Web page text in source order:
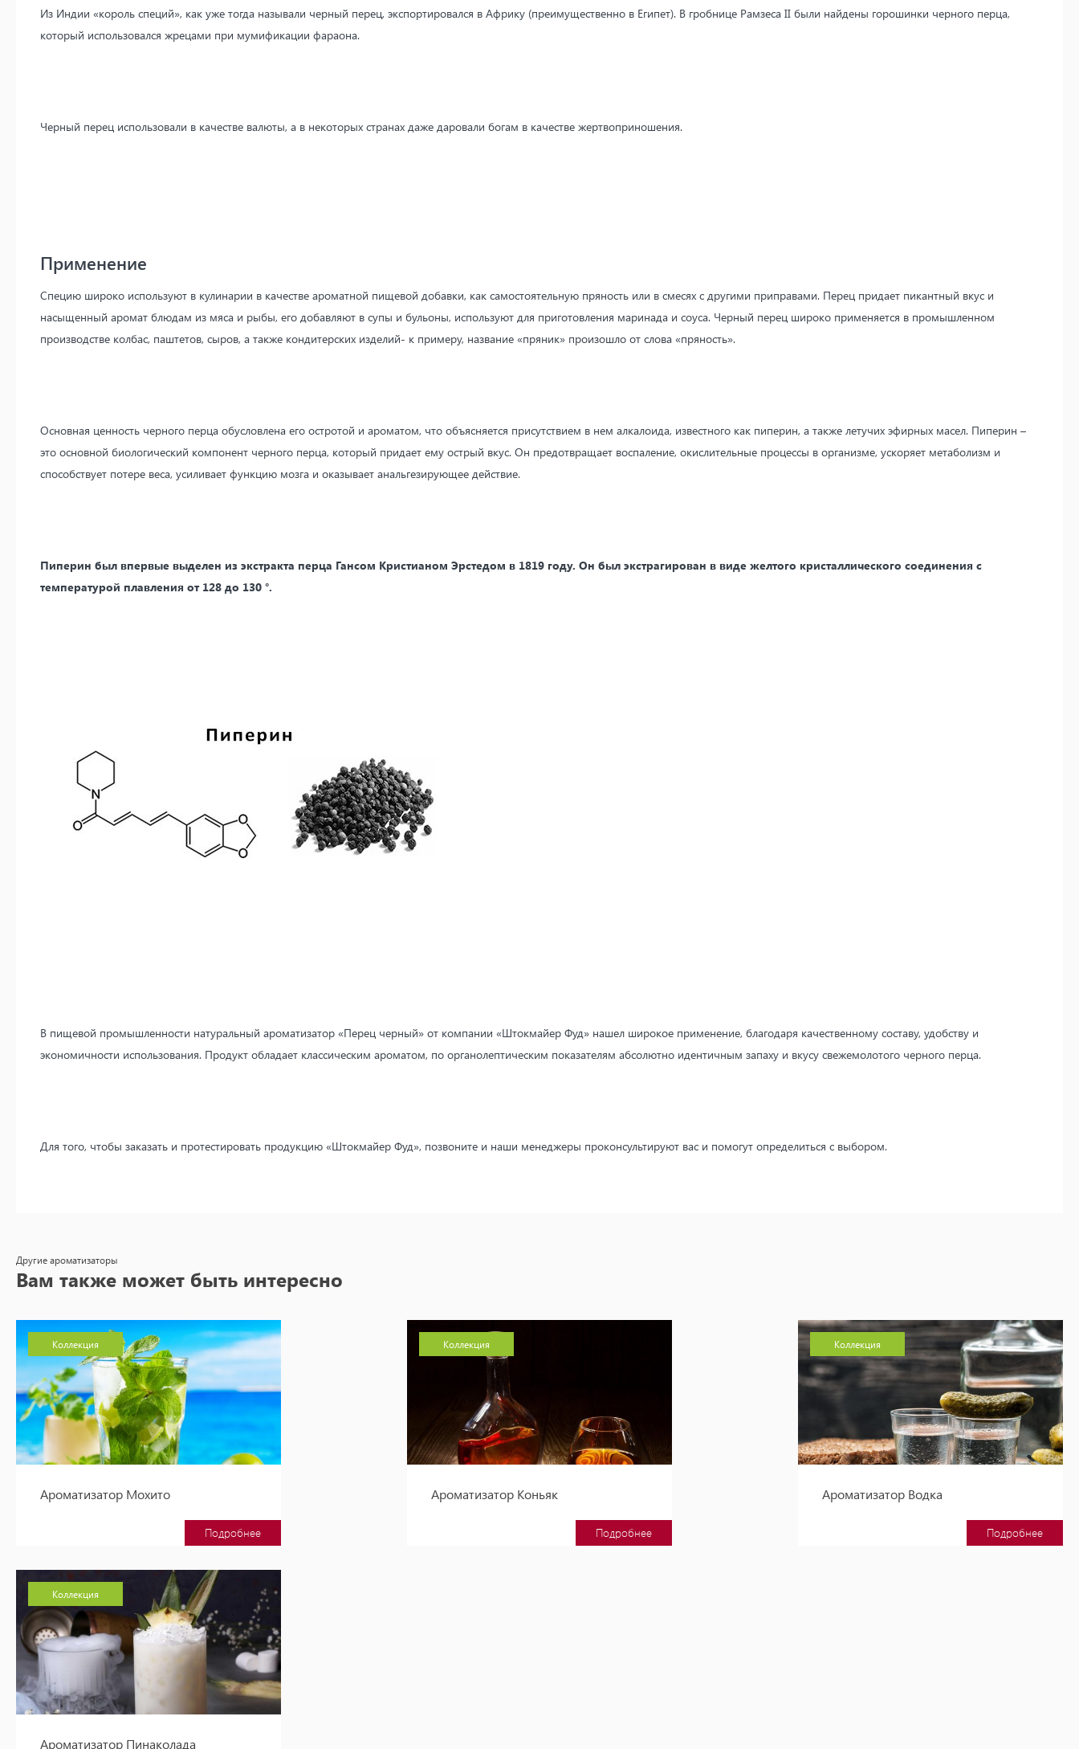
Из Индии «король специй», как уже тогда называли черный перец, экспортировался в Африку (преимущественно в Египет). В гробнице Рамзеса II были найдены горошинки черного перца,
который использовался жрецами при мумификации фараона.
Черный перец использовали в качестве валюты, а в некоторых странах даже даровали богам в качестве жертвоприношения.
Применение
Специю широко используют в кулинарии в качестве ароматной пищевой добавки, как самостоятельную пряность или в смесях с другими приправами. Перец придает пикантный вкус и
насыщенный аромат блюдам из мяса и рыбы, его добавляют в супы и бульоны, используют для приготовления маринада и соуса. Черный перец широко применяется в промышленном
производстве колбас, паштетов, сыров, а также кондитерских изделий- к примеру, название «пряник» произошло от слова «пряность».
Основная ценность черного перца обусловлена его остротой и ароматом, что объясняется присутствием в нем алкалоида, известного как пиперин, а также летучих эфирных масел. Пиперин –
это основной биологический компонент черного перца, который придает ему острый вкус. Он предотвращает воспаление, окислительные процессы в организме, ускоряет метаболизм и
способствует потере веса, усиливает функцию мозга и оказывает анальгезирующее действие.
Пиперин был впервые выделен из экстракта перца Гансом Кристианом Эрстедом в 1819 году. Он был экстрагирован в виде желтого кристаллического соединения с
температурой плавления от 128 до 130 °.
В пищевой промышленности натуральный ароматизатор «Перец черный» от компании «Штокмайер Фуд» нашел широкое применение, благодаря качественному составу, удобству и
экономичности использования. Продукт обладает классическим ароматом, по органолептическим показателям абсолютно идентичным запаху и вкусу свежемолотого черного перца.
Для того, чтобы заказать и протестировать продукцию «Штокмайер Фуд», позвоните и наши менеджеры проконсультируют вас и помогут определиться с выбором.
Другие ароматизаторы
Вам также может быть интересно
Коллекция
Ароматизатор Мохито
Подробнее
Коллекция
Ароматизатор Коньяк
Подробнее
Коллекция
Ароматизатор Водка
Подробнее
Коллекция
Ароматизатор Пинаколада